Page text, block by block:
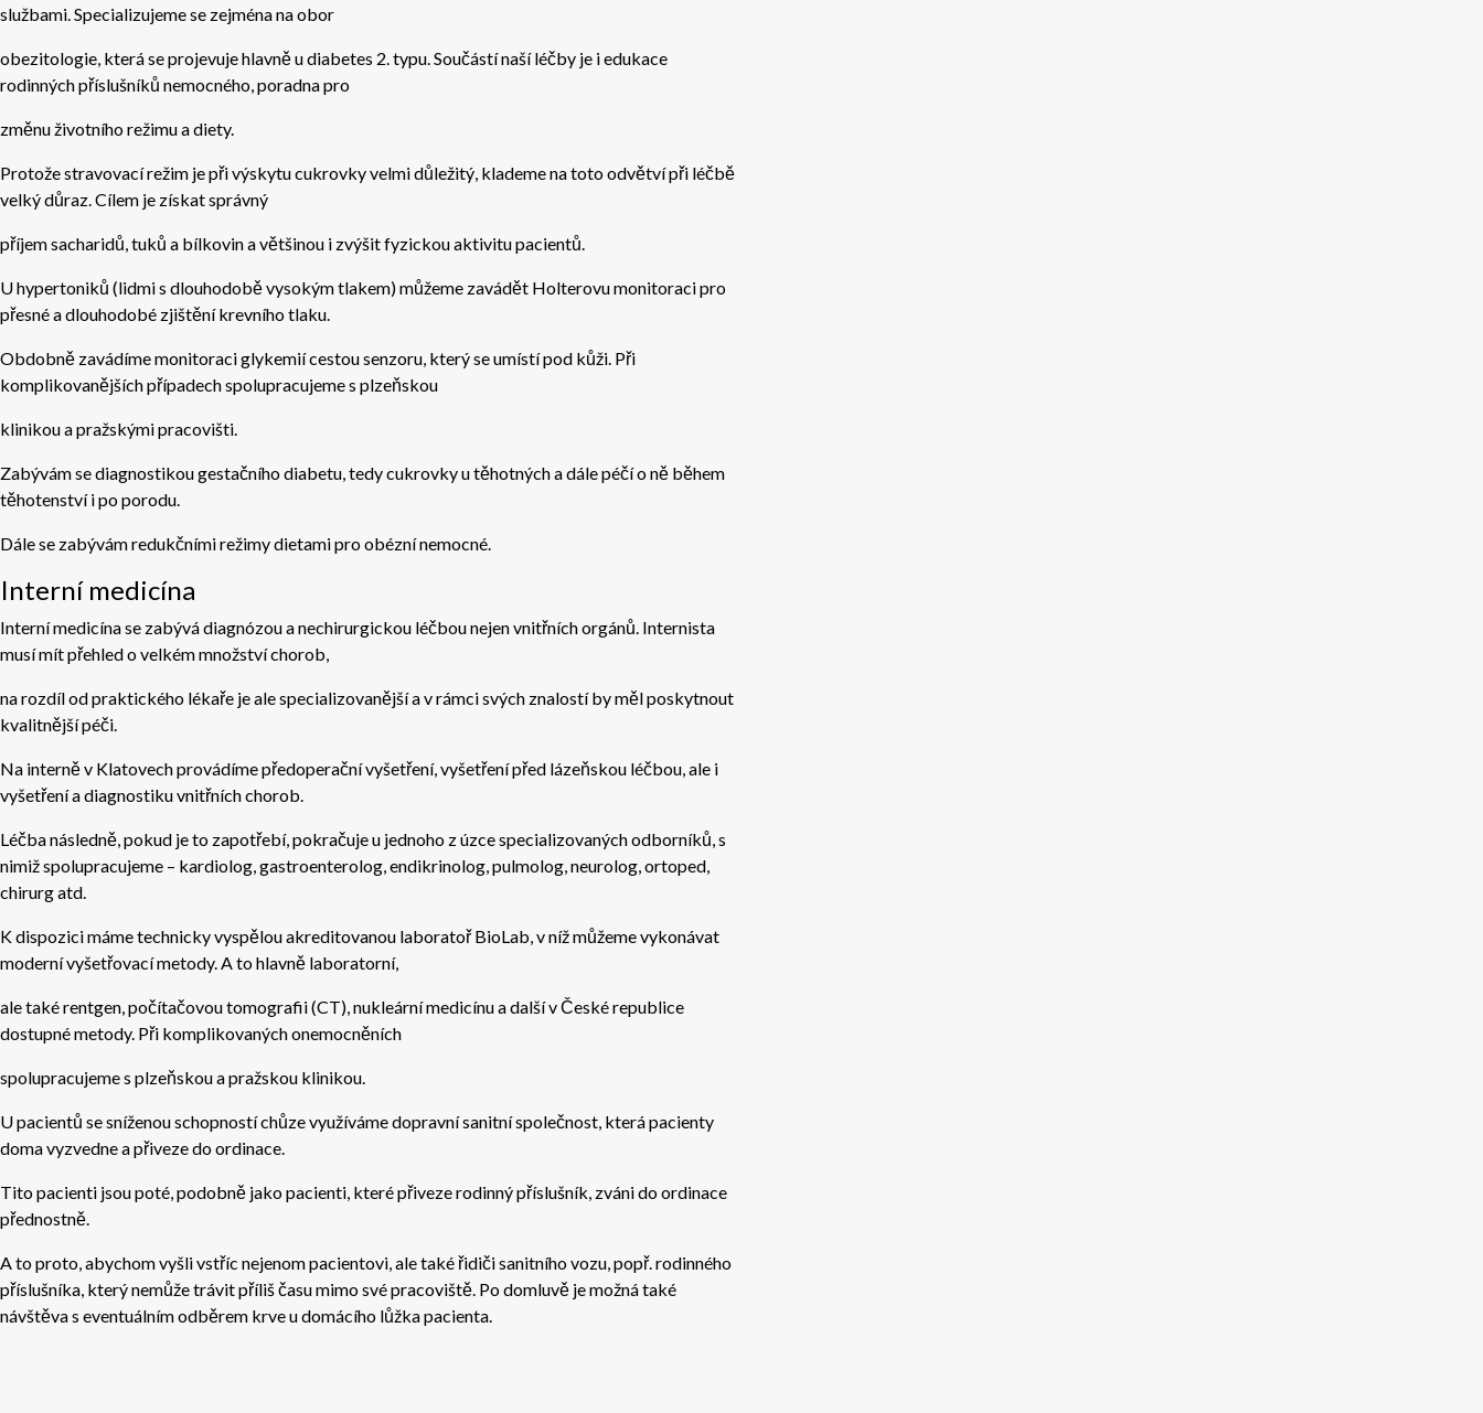
službami. Specializujeme se zejména na obor
obezitologie, která se projevuje hlavně u diabetes 2. typu. Součástí naší léčby je i edukace
rodinných příslušníků nemocného, poradna pro
změnu životního režimu a diety.
Protože stravovací režim je při výskytu cukrovky velmi důležitý, klademe na toto odvětví při léčbě
velký důraz. Cílem je získat správný
příjem sacharidů, tuků a bílkovin a většinou i zvýšit fyzickou aktivitu pacientů.
U hypertoniků (lidmi s dlouhodobě vysokým tlakem) můžeme zavádět Holterovu monitoraci pro
přesné a dlouhodobé zjištění krevního tlaku.
Obdobně zavádíme monitoraci glykemií cestou senzoru, který se umístí pod kůži. Při
komplikovanějších případech spolupracujeme s plzeňskou
klinikou a pražskými pracovišti.
Zabývám se diagnostikou gestačního diabetu, tedy cukrovky u těhotných a dále péčí o ně během
těhotenství i po porodu.
Dále se zabývám redukčními režimy dietami pro obézní nemocné.
Interní medicína
Interní medicína se zabývá diagnózou a nechirurgickou léčbou nejen vnitřních orgánů. Internista
musí mít přehled o velkém množství chorob,
na rozdíl od praktického lékaře je ale specializovanější a v rámci svých znalostí by měl poskytnout
kvalitnější péči.
Na interně v Klatovech provádíme předoperační vyšetření, vyšetření před lázeňskou léčbou, ale i
vyšetření a diagnostiku vnitřních chorob.
Léčba následně, pokud je to zapotřebí, pokračuje u jednoho z úzce specializovaných odborníků, s
nimiž spolupracujeme – kardiolog, gastroenterolog, endikrinolog, pulmolog, neurolog, ortoped,
chirurg atd.
K dispozici máme technicky vyspělou akreditovanou laboratoř BioLab, v níž můžeme vykonávat
moderní vyšetřovací metody. A to hlavně laboratorní,
ale také rentgen, počítačovou tomografii (CT), nukleární medicínu a další v České republice
dostupné metody. Při komplikovaných onemocněních
spolupracujeme s plzeňskou a pražskou klinikou.
U pacientů se sníženou schopností chůze využíváme dopravní sanitní společnost, která pacienty
doma vyzvedne a přiveze do ordinace.
Tito pacienti jsou poté, podobně jako pacienti, které přiveze rodinný příslušník, zváni do ordinace
přednostně.
A to proto, abychom vyšli vstříc nejenom pacientovi, ale také řidiči sanitního vozu, popř. rodinného
příslušníka, který nemůže trávit příliš času mimo své pracoviště. Po domluvě je možná také
návštěva s eventuálním odběrem krve u domácího lůžka pacienta.